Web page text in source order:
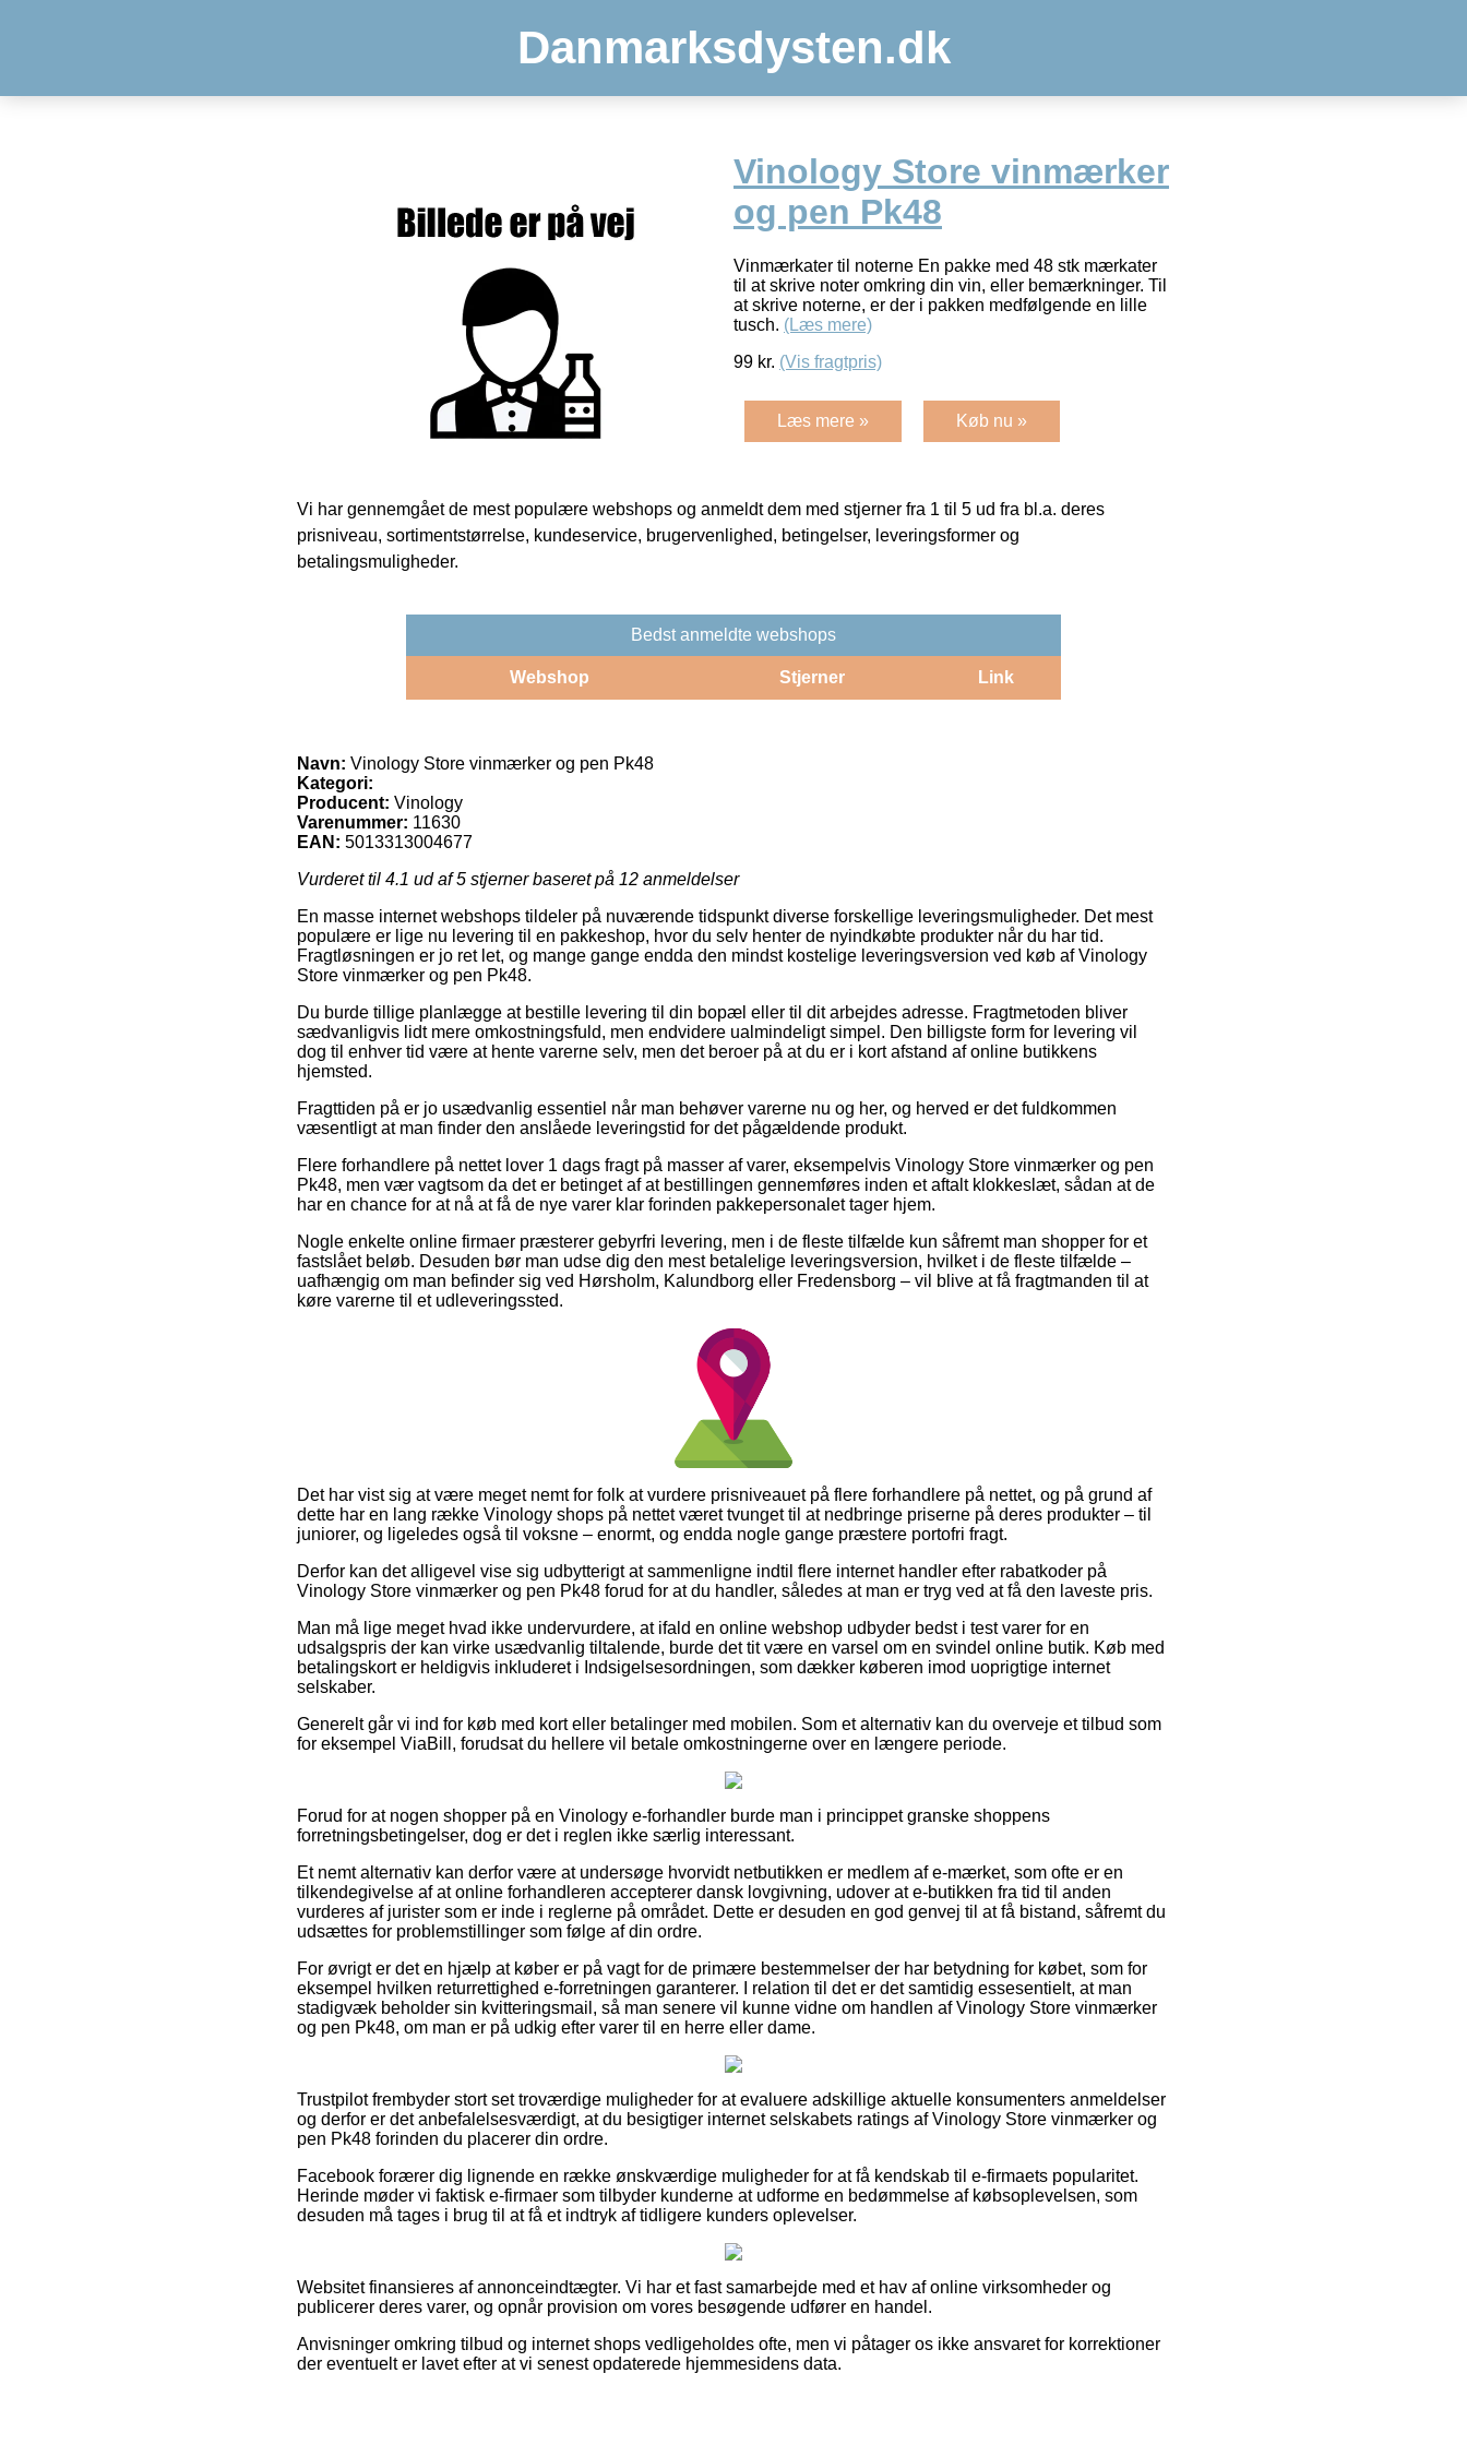
Danmarksdysten.dk
Vinology Store vinmærker
og pen Pk48
Vinmærkater til noterne En pakke med 48 stk mærkater
til at skrive noter omkring din vin, eller bemærkninger. Til
at skrive noterne, er der i pakken medfølgende en lille
tusch. (Læs mere)
99 kr. (Vis fragtpris)
Læs mere » Køb nu »
Vi har gennemgået de mest populære webshops og anmeldt dem med stjerner fra 1 til 5 ud fra bl.a. deres
prisniveau, sortimentstørrelse, kundeservice, brugervenlighed, betingelser, leveringsformer og
betalingsmuligheder.
Bedst anmeldte webshops
Webshop Stjerner Link
Navn: Vinology Store vinmærker og pen Pk48
Kategori:
Producent: Vinology
Varenummer: 11630
EAN: 5013313004677
Vurderet til 4.1 ud af 5 stjerner baseret på 12 anmeldelser
En masse internet webshops tildeler på nuværende tidspunkt diverse forskellige leveringsmuligheder. Det mest
populære er lige nu levering til en pakkeshop, hvor du selv henter de nyindkøbte produkter når du har tid.
Fragtløsningen er jo ret let, og mange gange endda den mindst kostelige leveringsversion ved køb af Vinology
Store vinmærker og pen Pk48.
Du burde tillige planlægge at bestille levering til din bopæl eller til dit arbejdes adresse. Fragtmetoden bliver
sædvanligvis lidt mere omkostningsfuld, men endvidere ualmindeligt simpel. Den billigste form for levering vil
dog til enhver tid være at hente varerne selv, men det beroer på at du er i kort afstand af online butikkens
hjemsted.
Fragttiden på er jo usædvanlig essentiel når man behøver varerne nu og her, og herved er det fuldkommen
væsentligt at man finder den anslåede leveringstid for det pågældende produkt.
Flere forhandlere på nettet lover 1 dags fragt på masser af varer, eksempelvis Vinology Store vinmærker og pen
Pk48, men vær vagtsom da det er betinget af at bestillingen gennemføres inden et aftalt klokkeslæt, sådan at de
har en chance for at nå at få de nye varer klar forinden pakkepersonalet tager hjem.
Nogle enkelte online firmaer præsterer gebyrfri levering, men i de fleste tilfælde kun såfremt man shopper for et
fastslået beløb. Desuden bør man udse dig den mest betalelige leveringsversion, hvilket i de fleste tilfælde –
uafhængig om man befinder sig ved Hørsholm, Kalundborg eller Fredensborg – vil blive at få fragtmanden til at
køre varerne til et udleveringssted.
Det har vist sig at være meget nemt for folk at vurdere prisniveauet på flere forhandlere på nettet, og på grund af
dette har en lang række Vinology shops på nettet været tvunget til at nedbringe priserne på deres produkter – til
juniorer, og ligeledes også til voksne – enormt, og endda nogle gange præstere portofri fragt.
Derfor kan det alligevel vise sig udbytterigt at sammenligne indtil flere internet handler efter rabatkoder på
Vinology Store vinmærker og pen Pk48 forud for at du handler, således at man er tryg ved at få den laveste pris.
Man må lige meget hvad ikke undervurdere, at ifald en online webshop udbyder bedst i test varer for en
udsalgspris der kan virke usædvanlig tiltalende, burde det tit være en varsel om en svindel online butik. Køb med
betalingskort er heldigvis inkluderet i Indsigelsesordningen, som dækker køberen imod uoprigtige internet
selskaber.
Generelt går vi ind for køb med kort eller betalinger med mobilen. Som et alternativ kan du overveje et tilbud som
for eksempel ViaBill, forudsat du hellere vil betale omkostningerne over en længere periode.
Forud for at nogen shopper på en Vinology e-forhandler burde man i princippet granske shoppens
forretningsbetingelser, dog er det i reglen ikke særlig interessant.
Et nemt alternativ kan derfor være at undersøge hvorvidt netbutikken er medlem af e-mærket, som ofte er en
tilkendegivelse af at online forhandleren accepterer dansk lovgivning, udover at e-butikken fra tid til anden
vurderes af jurister som er inde i reglerne på området. Dette er desuden en god genvej til at få bistand, såfremt du
udsættes for problemstillinger som følge af din ordre.
For øvrigt er det en hjælp at køber er på vagt for de primære bestemmelser der har betydning for købet, som for
eksempel hvilken returrettighed e-forretningen garanterer. I relation til det er det samtidig essesentielt, at man
stadigvæk beholder sin kvitteringsmail, så man senere vil kunne vidne om handlen af Vinology Store vinmærker
og pen Pk48, om man er på udkig efter varer til en herre eller dame.
Trustpilot frembyder stort set troværdige muligheder for at evaluere adskillige aktuelle konsumenters anmeldelser
og derfor er det anbefalelsesværdigt, at du besigtiger internet selskabets ratings af Vinology Store vinmærker og
pen Pk48 forinden du placerer din ordre.
Facebook forærer dig lignende en række ønskværdige muligheder for at få kendskab til e-firmaets popularitet.
Herinde møder vi faktisk e-firmaer som tilbyder kunderne at udforme en bedømmelse af købsoplevelsen, som
desuden må tages i brug til at få et indtryk af tidligere kunders oplevelser.
Websitet finansieres af annonceindtægter. Vi har et fast samarbejde med et hav af online virksomheder og
publicerer deres varer, og opnår provision om vores besøgende udfører en handel.
Anvisninger omkring tilbud og internet shops vedligeholdes ofte, men vi påtager os ikke ansvaret for korrektioner
der eventuelt er lavet efter at vi senest opdaterede hjemmesidens data.